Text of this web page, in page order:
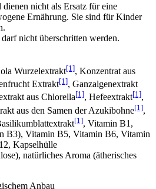
nicht als Ersatz für eine
Ernährung. Sie sind für Kinder
nicht überschritten werden.
Wurzelextrakt[1], Konzentrat aus
Extrakt[1], Ganzalgenextrakt
aus Chlorella[1], Hefeextrakt[1],
aus den Samen der Azukibohne[1],
[1], Vitamin B1,
B3), Vitamin B5, Vitamin B6, Vitamin
Kapselhülle
natürliches Aroma (ätherisches
Anbau